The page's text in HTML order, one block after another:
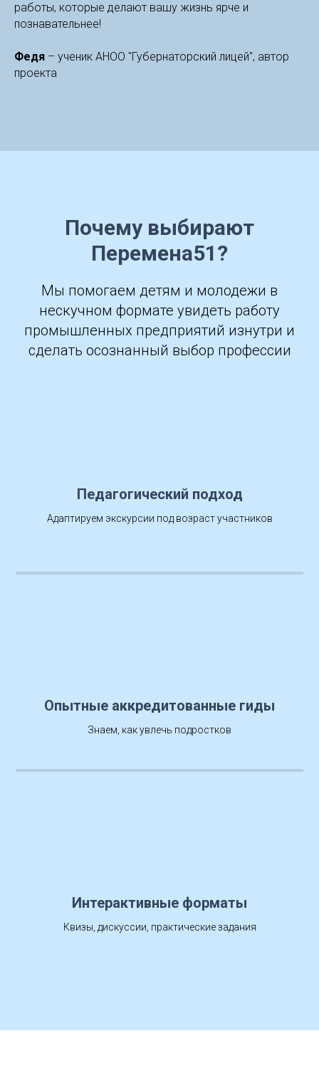
работы, которые делают вашу жизнь ярче и
познавательнее!
Федя – ученик АНОО "Губернаторский лицей", автор
проекта
Почему выбирают
Перемена51?
Мы помогаем детям и молодежи в
нескучном формате увидеть работу
промышленных предприятий изнутри и
сделать осознанный выбор профессии
Педагогический подход
Адаптируем экскурсии под возраст участников
Опытные аккредитованные гиды
Знаем, как увлечь подростков
Интерактивные форматы
Квизы, дискуссии, практические задания